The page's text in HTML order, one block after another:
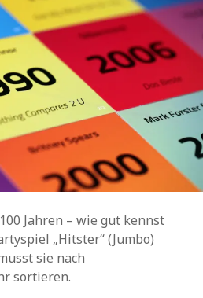
Jahren – wie gut kennst
„Hitster“ (Jumbo)
sie nach
sortieren.